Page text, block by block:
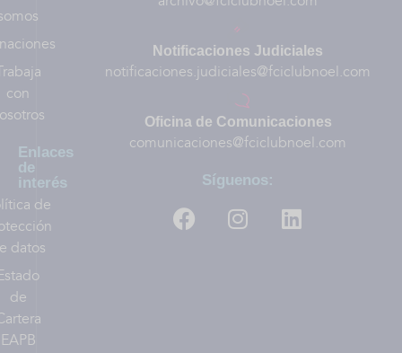
con
Enlaces
de
interés
de
datos
de
EAPB
Notificaciones Judiciales
notificaciones.judiciales@fciclubnoel.com
Oficina de Comunicaciones
comunicaciones@fciclubnoel.com
Síguenos: